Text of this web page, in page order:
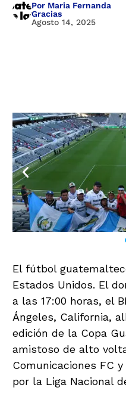
Por Maria Fernanda
Gracias
Agosto 14, 2025
El fútbol
Estados Unidos. El
a las 17:00 horas, el
Ángeles, California,
edición de la Copa
amistoso de alto
Comunicaciones FC
por la Liga Nacional